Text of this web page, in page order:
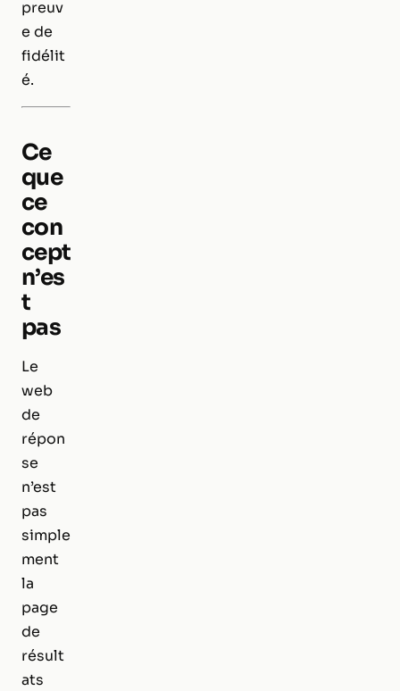
preuv
e de
fidélit
é.
Ce
que
ce
con
cept
n’es
t
pas
Le
web
de
répon
se
n’est
pas
simple
ment
la
page
de
résult
ats